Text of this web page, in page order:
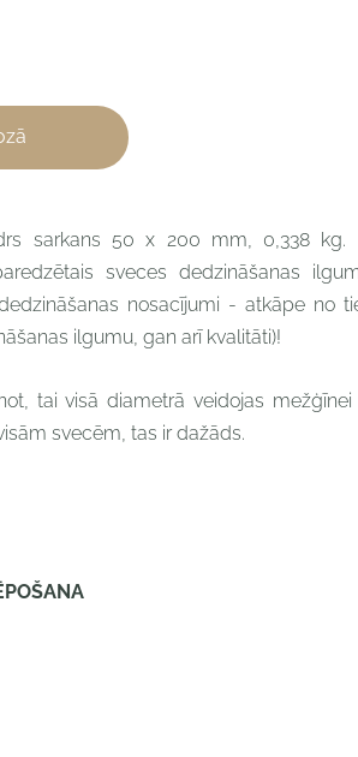
sarkans 50 x 200 mm, 0,338 kg.
sveces dedzināšanas
nosacījumi - atkāpe no
ilgumu, gan arī kvalitāti)!
tai visā diametrā veidojas
svecēm, tas ir dažāds.